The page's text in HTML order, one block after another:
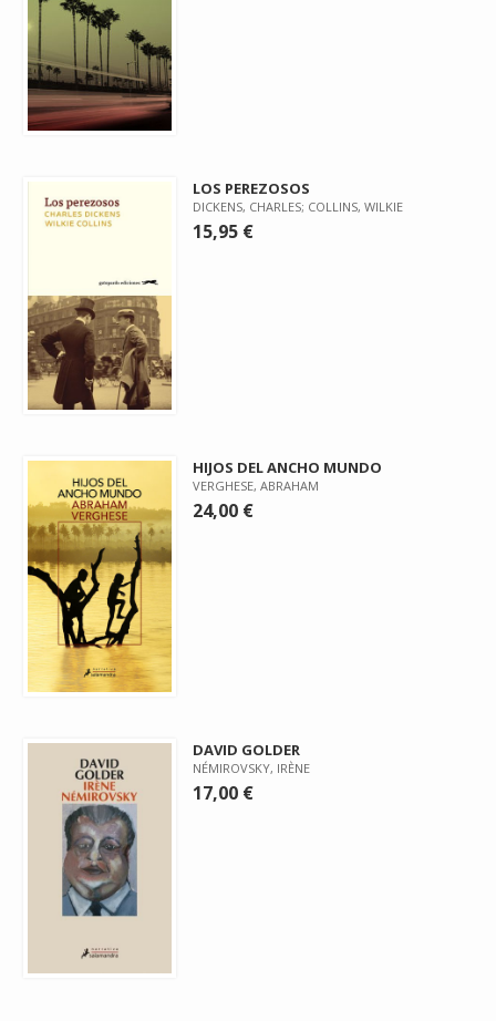
LOS PEREZOSOS
DICKENS, CHARLES; COLLINS, WILKIE
15,95 €
HIJOS DEL ANCHO MUNDO
VERGHESE, ABRAHAM
24,00 €
DAVID GOLDER
NÉMIROVSKY, IRÈNE
17,00 €